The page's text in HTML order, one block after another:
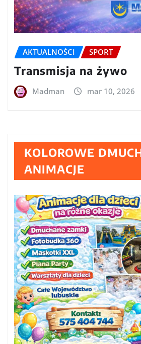
AKTUALNOŚCI SPORT
Transmisja na żywo
Madman mar 10, 2026
KOLOROWE
ANIMACJE